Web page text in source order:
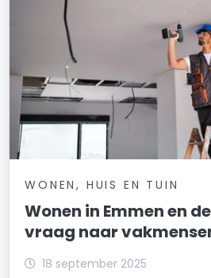
WONEN, HUIS EN TUIN
Wonen in Emmen en
vraag naar
18 september 2025